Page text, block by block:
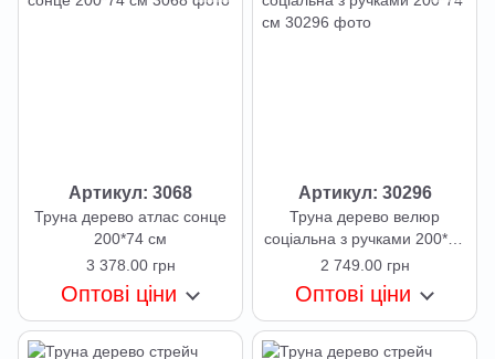
Артикул: 3068
Труна дерево атлас сонце
200*74 см
3 378.00 грн
Оптові ціни
Артикул: 30296
Труна дерево велюр
соціальна з ручками 200*74
см
2 749.00 грн
Оптові ціни